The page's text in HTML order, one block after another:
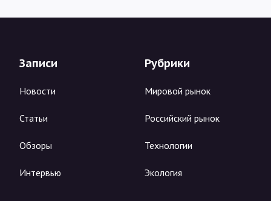
Записи
Новости
Статьи
Обзоры
Интервью
Рубрики
Мировой рынок
Российский рынок
Технологии
Экология